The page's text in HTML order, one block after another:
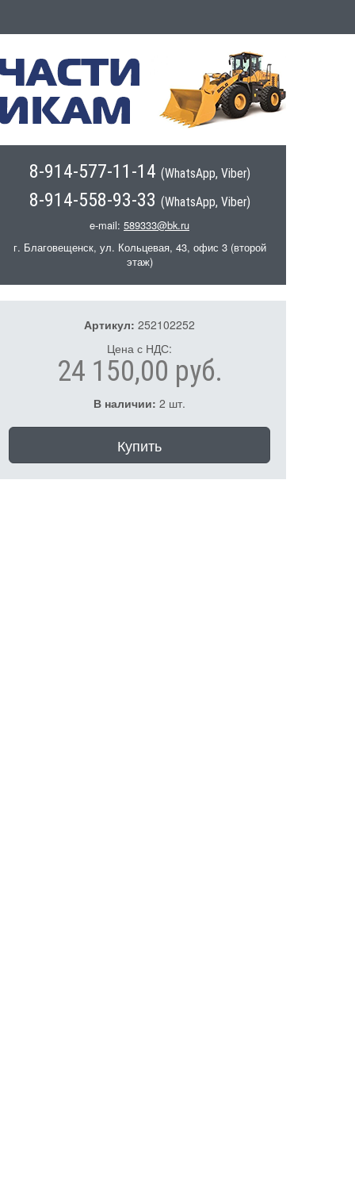
8-914-577-11-14 (WhatsApp, Viber)
8-914-558-93-33 (WhatsApp, Viber)
e-mail: 589333@bk.ru
г. Благовещенск, ул. Кольцевая, 43, офис 3 (второй
этаж)
Артикул: 252102252
Цена с НДС:
24 150,00 руб.
В наличии: 2 шт.
Купить